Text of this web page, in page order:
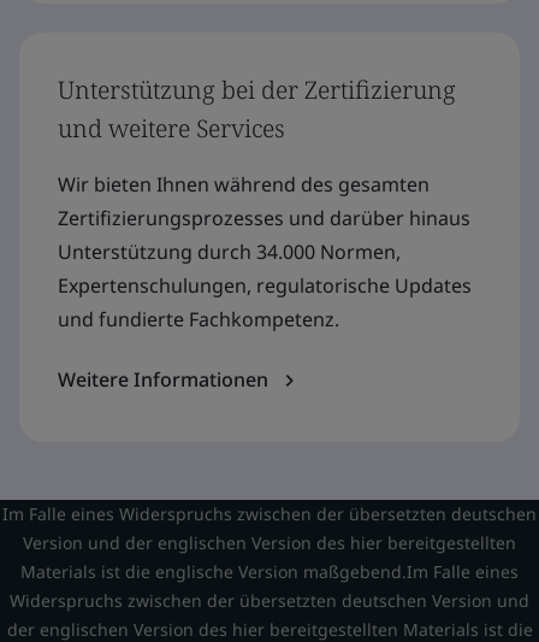
Unterstützung bei der Zertifizierung
und weitere Services
Wir bieten Ihnen während des gesamten
Zertifizierungsprozesses und darüber hinaus
Unterstützung durch 34.000 Normen,
Expertenschulungen, regulatorische Updates
und fundierte Fachkompetenz.
Weitere Informationen
Im Falle eines Widerspruchs zwischen der übersetzten deutschen
Version und der englischen Version des hier bereitgestellten
Materials ist die englische Version maßgebend.Im Falle eines
Widerspruchs zwischen der übersetzten deutschen Version und
der englischen Version des hier bereitgestellten Materials ist die